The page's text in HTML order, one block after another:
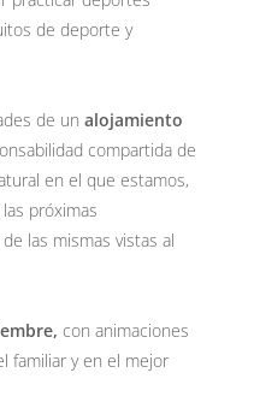
de deporte y
de un alojamiento
compartida de
en el que estamos,
próximas
las mismas vistas al
con animaciones
familiar y en el mejor